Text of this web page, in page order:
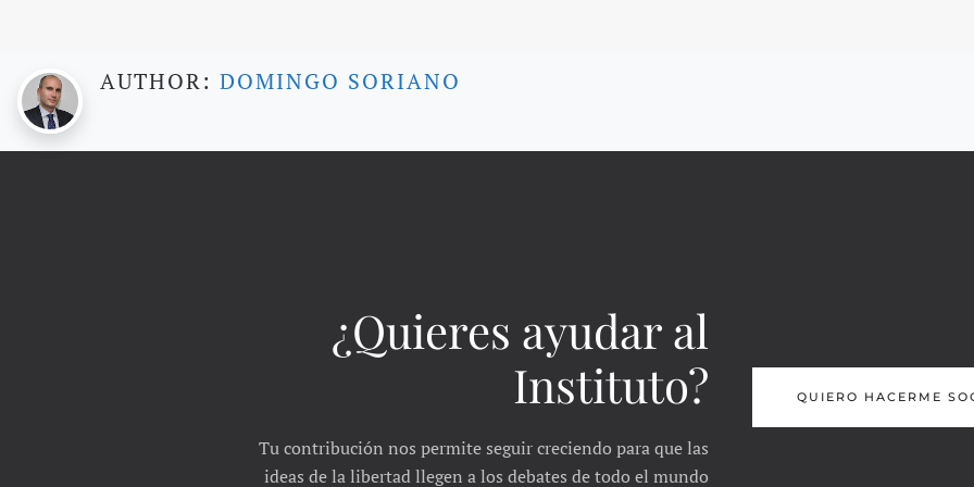
AUTHOR: DOMINGO SORIANO
¿Quieres ayudar al
Instituto?
Tu contribución nos permite seguir creciendo para que las
ideas de la libertad llegen a los debates de todo el mundo
QUIERO HACERME